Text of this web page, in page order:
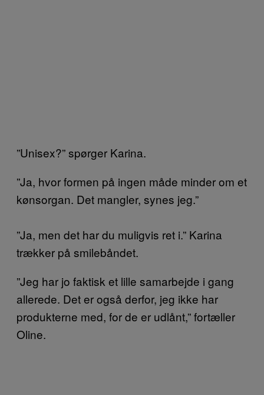
”Unisex?” spørger Karina.
”Ja, hvor formen på ingen måde minder om et
kønsorgan. Det mangler, synes jeg.”
”Ja, men det har du muligvis ret i.” Karina
trækker på smilebåndet.
”Jeg har jo faktisk et lille samarbejde i gang
allerede. Det er også derfor, jeg ikke har
produkterne med, for de er udlånt,” fortæller
Oline.